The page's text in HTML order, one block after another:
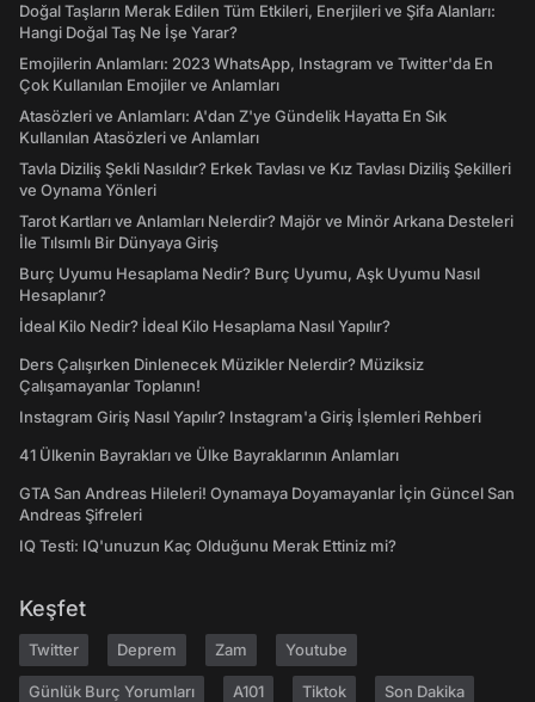
Doğal Taşların Merak Edilen Tüm Etkileri, Enerjileri ve Şifa Alanları:
Hangi Doğal Taş Ne İşe Yarar?
Emojilerin Anlamları: 2023 WhatsApp, Instagram ve Twitter'da En
Çok Kullanılan Emojiler ve Anlamları
Atasözleri ve Anlamları: A'dan Z'ye Gündelik Hayatta En Sık
Kullanılan Atasözleri ve Anlamları
Tavla Diziliş Şekli Nasıldır? Erkek Tavlası ve Kız Tavlası Diziliş Şekilleri
ve Oynama Yönleri
Tarot Kartları ve Anlamları Nelerdir? Majör ve Minör Arkana Desteleri
İle Tılsımlı Bir Dünyaya Giriş
Burç Uyumu Hesaplama Nedir? Burç Uyumu, Aşk Uyumu Nasıl
Hesaplanır?
İdeal Kilo Nedir? İdeal Kilo Hesaplama Nasıl Yapılır?
Ders Çalışırken Dinlenecek Müzikler Nelerdir? Müziksiz
Çalışamayanlar Toplanın!
Instagram Giriş Nasıl Yapılır? Instagram'a Giriş İşlemleri Rehberi
41 Ülkenin Bayrakları ve Ülke Bayraklarının Anlamları
GTA San Andreas Hileleri! Oynamaya Doyamayanlar İçin Güncel San
Andreas Şifreleri
IQ Testi: IQ'unuzun Kaç Olduğunu Merak Ettiniz mi?
Keşfet
Twitter Deprem Zam Youtube
Günlük Burç Yorumları A101 Tiktok Son Dakika